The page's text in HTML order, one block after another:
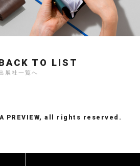
TO LIST
展社一覧へ
PREVIEW, all rights reserved.